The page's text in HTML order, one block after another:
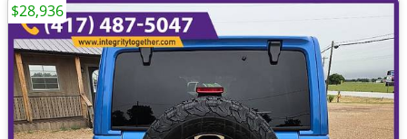
$28,936